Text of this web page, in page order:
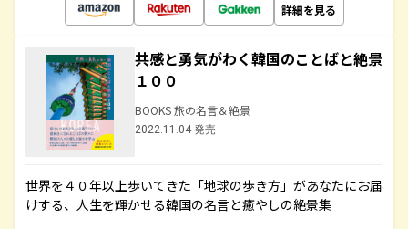
詳細を見る
共感と勇気がわく韓国のことばと絶景
１００
BOOKS 旅の名言＆絶景
2022.11.04 発売
世界を４０年以上歩いてきた「地球の歩き方」があなたにお届
けする、人生を輝かせる韓国の名言と癒やしの絶景集